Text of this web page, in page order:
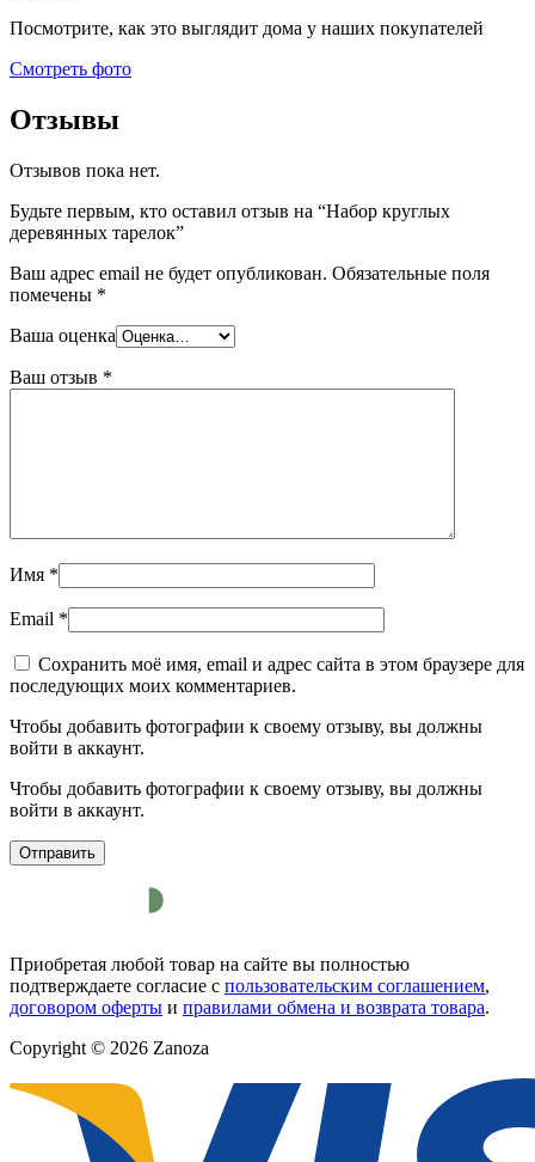
Посмотрите, как это выглядит дома у наших покупателей
Смотреть фото
Отзывы
Отзывов пока нет.
Будьте первым, кто оставил отзыв на “Набор круглых
деревянных тарелок”
Ваш адрес email не будет опубликован. Обязательные поля
помечены *
Ваша оценка
Ваш отзыв *
Имя *
Email *
Сохранить моё имя, email и адрес сайта в этом браузере для
последующих моих комментариев.
Чтобы добавить фотографии к своему отзыву, вы должны
войти в аккаунт.
Чтобы добавить фотографии к своему отзыву, вы должны
войти в аккаунт.
Приобретая любой товар на сайте вы полностью
подтверждаете согласие с пользовательским соглашением,
договором оферты и правилами обмена и возврата товара.
Copyright © 2026 Zanoza